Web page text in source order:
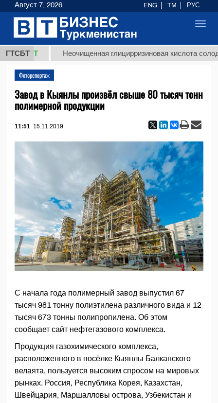
ГТСБТ Неочищенная глицирризиновая кислота солодкового
Фоторепортаж
Завод в Кыянлы произвёл свыше 80 тысяч тонн
полимерной продукции
11:51 15.11.2019
С начала года полимерный завод выпустил 67
тысяч 981 тонну полиэтилена различного вида и 12
тысяч 673 тонны полипропилена. Об этом
сообщает сайт нефтегазового комплекса.
Продукция газохимического комплекса,
расположенного в посёлке Кыянлы Балканского
велаята, пользуется высоким спросом на мировых
рынках. Россия, Республика Корея, Казахстан,
Швейцария, Маршалловы острова, Узбекистан и
Август 7, 2026 ENG TM РУС